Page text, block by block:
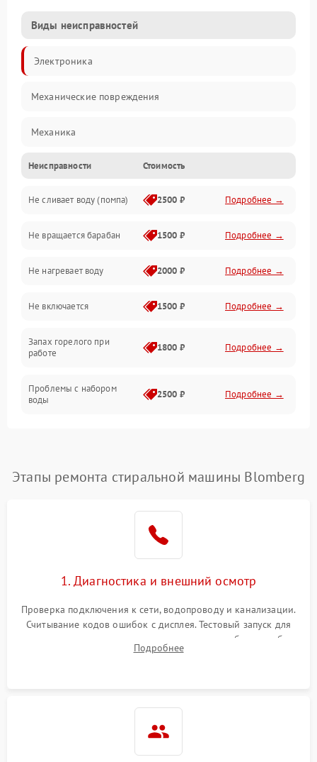
Виды неисправностей
Электроника
Механические повреждения
Механика
Электропитание
Водоснабжение
Слив
Программное обеспечение
Неисправности Стоимость
Не сливает воду (помпа) 2500 ₽ Подробнее →
Не вращается барабан 1500 ₽ Подробнее →
Не нагревает воду 2000 ₽ Подробнее →
Не включается 1500 ₽ Подробнее →
Запах горелого при
работе
1800 ₽ Подробнее →
Проблемы с набором
воды
2500 ₽ Подробнее →
2200 ₽ Подробнее →
Этапы ремонта стиральной машины Blomberg
1. Диагностика и внешний осмотр
Проверка подключения к сети, водопроводу и канализации.
Считывание кодов ошибок с дисплея. Тестовый запуск для
выявления посторонних шумов, протечек или сбоев в работе
электронного модуля управления.
Подробнее